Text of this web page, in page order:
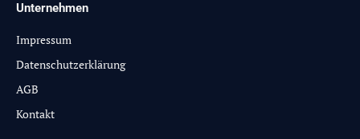
Unternehmen
Impressum
Datenschutzerklärung
AGB
Kontakt